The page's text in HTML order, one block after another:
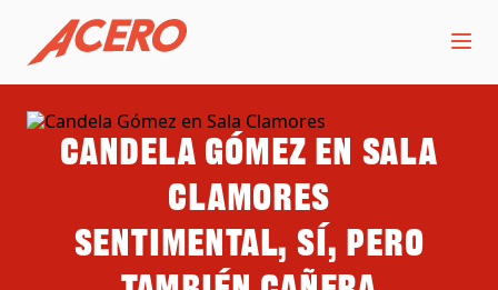
Candela Gómez en Sala
Clamores
Sentimental, sí, pero